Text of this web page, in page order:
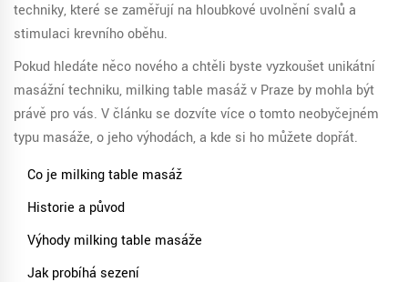
techniky, které se zaměřují na hloubkové uvolnění svalů a
stimulaci krevního oběhu.
Pokud hledáte něco nového a chtěli byste vyzkoušet unikátní
masážní techniku, milking table masáž v Praze by mohla být
právě pro vás. V článku se dozvíte více o tomto neobyčejném
typu masáže, o jeho výhodách, a kde si ho můžete dopřát.
Co je milking table masáž
Historie a původ
Výhody milking table masáže
Jak probíhá sezení